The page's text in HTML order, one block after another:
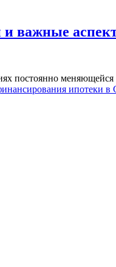
и важные
постоянно
ипотеки в